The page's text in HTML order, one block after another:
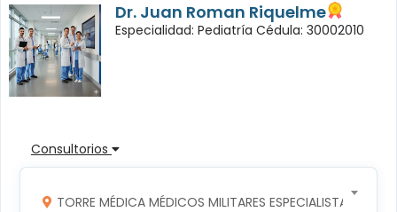
Dr. Juan Roman Riquelme
Especialidad: Pediatría Cédula: 30002010
Consultorios
TORRE MÉDICA MÉDICOS MILITARES ESPECIALISTAS